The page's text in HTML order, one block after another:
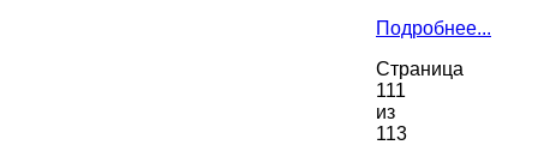
Подробнее...
Страница
111
из
113